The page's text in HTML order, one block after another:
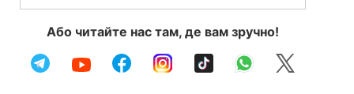
Або читайте нас там, де вам зручно!